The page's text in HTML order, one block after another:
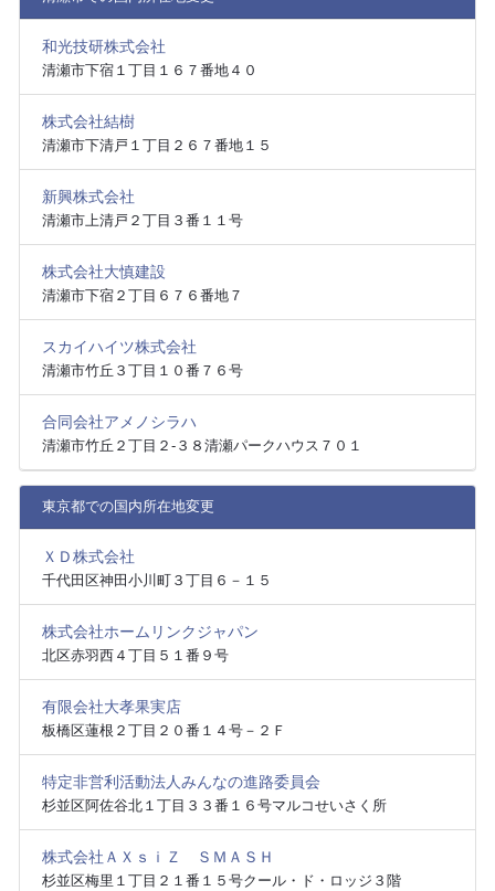
和光技研株式会社
清瀬市下宿１丁目１６７番地４０
株式会社結樹
清瀬市下清戸１丁目２６７番地１５
新興株式会社
清瀬市上清戸２丁目３番１１号
株式会社大慎建設
清瀬市下宿２丁目６７６番地７
スカイハイツ株式会社
清瀬市竹丘３丁目１０番７６号
合同会社アメノシラハ
清瀬市竹丘２丁目２‐３８清瀬パークハウス７０１
東京都での国内所在地変更
ＸＤ株式会社
千代田区神田小川町３丁目６－１５
株式会社ホームリンクジャパン
北区赤羽西４丁目５１番９号
有限会社大孝果実店
板橋区蓮根２丁目２０番１４号－２Ｆ
特定非営利活動法人みんなの進路委員会
杉並区阿佐谷北１丁目３３番１６号マルコせいさく所
株式会社ＡＸｓｉＺ ＳＭＡＳＨ
杉並区梅里１丁目２１番１５号クール・ド・ロッジ３階